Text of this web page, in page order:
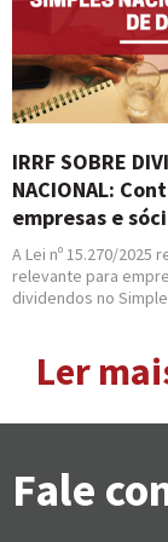
IRRF SOBRE
NACIONAL:
empresas e
A Lei nº 15.270/2025
relevante para
dividendos no
Ler
Fale